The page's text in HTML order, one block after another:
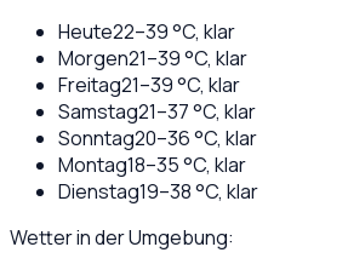
Heute22–39°C, klar
Morgen21–39°C, klar
Freitag21–39°C, klar
Samstag21–37°C, klar
Sonntag20–36°C, klar
Montag18–35°C, klar
Dienstag19–38°C, klar
Wetter in der Umgebung: